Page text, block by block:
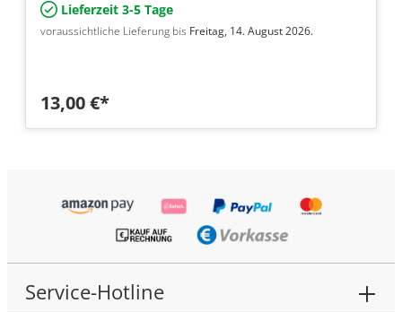
Lieferzeit 3-5 Tage
voraussichtliche Lieferung bis Freitag, 14. August 2026.
13,00 €*
Service-Hotline